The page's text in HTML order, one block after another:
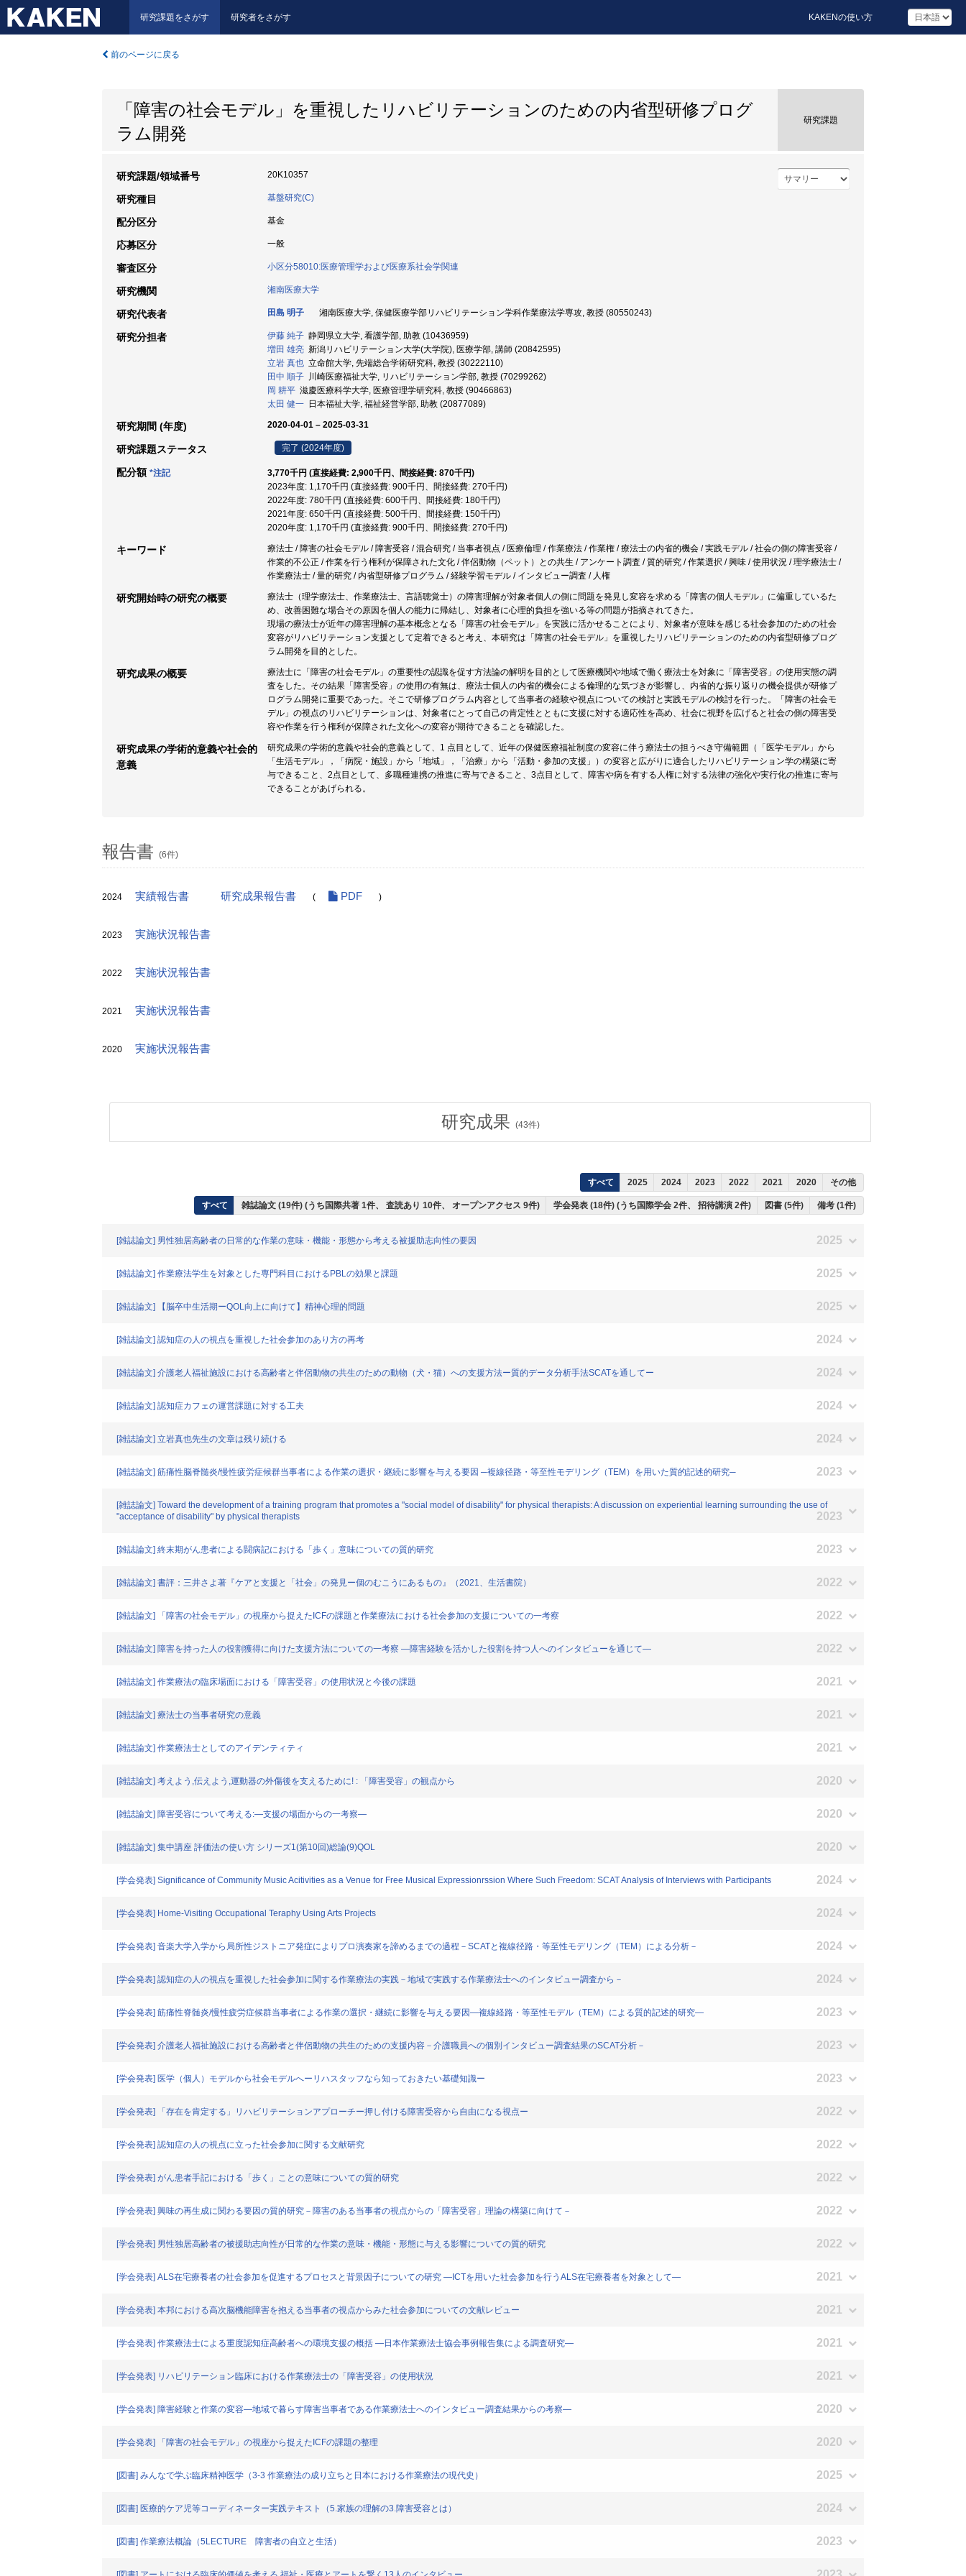
研究課題をさがす 研究者をさがす KAKENの使い方
前のページに戻る
「障害の社会モデル」を重視したリハビリテーションのための内省型研修プログ
ラム開発
研究課題
研究課題/領域番号 20K10357
研究種目 基盤研究(C)
配分区分 基金
応募区分 一般
審査区分 小区分58010:医療管理学および医療系社会学関連
研究機関 湘南医療大学
研究代表者 田島 明子 湘南医療大学, 保健医療学部リハビリテーション学科作業療法学専攻, 教授 (80550243)
研究分担者 伊藤 純子 静岡県立大学, 看護学部, 助教 (10436959)
増田 雄亮 新潟リハビリテーション大学(大学院), 医療学部, 講師 (20842595)
立岩 真也 立命館大学, 先端総合学術研究科, 教授 (30222110)
田中 順子 川崎医療福祉大学, リハビリテーション学部, 教授 (70299262)
岡 耕平 滋慶医療科学大学, 医療管理学研究科, 教授 (90466863)
太田 健一 日本福祉大学, 福祉経営学部, 助教 (20877089)
研究期間 (年度) 2020-04-01 – 2025-03-31
研究課題ステータス 完了 (2024年度)
配分額 *注記
3,770千円 (直接経費: 2,900千円、間接経費: 870千円)
2023年度: 1,170千円 (直接経費: 900千円、間接経費: 270千円)
2022年度: 780千円 (直接経費: 600千円、間接経費: 180千円)
2021年度: 650千円 (直接経費: 500千円、間接経費: 150千円)
2020年度: 1,170千円 (直接経費: 900千円、間接経費: 270千円)
キーワード
療法士 / 障害の社会モデル / 障害受容 / 混合研究 / 当事者視点 / 医療倫理 / 作業療法 / 作業権 / 療法士の内省的機会 / 実践モデル / 社会の側の障害受容 /
作業的不公正 / 作業を行う権利が保障された文化 / 伴侶動物（ペット）との共生 / アンケート調査 / 質的研究 / 作業選択 / 興味 / 使用状況 / 理学療法士 /
作業療法士 / 量的研究 / 内省型研修プログラム / 経験学習モデル / インタビュー調査 / 人権
研究開始時の研究の概要
療法士（理学療法士、作業療法士、言語聴覚士）の障害理解が対象者個人の側に問題を発見し変容を求める「障害の個人モデル」に偏重しているた
め、改善困難な場合その原因を個人の能力に帰結し、対象者に心理的負担を強いる等の問題が指摘されてきた。
現場の療法士が近年の障害理解の基本概念となる「障害の社会モデル」を実践に活かせることにより、対象者が意味を感じる社会参加のための社会
変容がリハビリテーション支援として定着できると考え、本研究は「障害の社会モデル」を重視したリハビリテーションのための内省型研修プログ
ラム開発を目的とした。
研究成果の概要
療法士に「障害の社会モデル」の重要性の認識を促す方法論の解明を目的として医療機関や地域で働く療法士を対象に「障害受容」の使用実態の調
査をした。その結果「障害受容」の使用の有無は、療法士個人の内省的機会による倫理的な気づきが影響し、内省的な振り返りの機会提供が研修プ
ログラム開発に重要であった。そこで研修プログラム内容として当事者の経験や視点についての検討と実践モデルの検討を行った。「障害の社会モ
デル」の視点のリハビリテーションは、対象者にとって自己の肯定性とともに支援に対する適応性を高め、社会に視野を広げると社会の側の障害受
容や作業を行う権利が保障された文化への変容が期待できることを確認した。
研究成果の学術的意義や社会的
意義
研究成果の学術的意義や社会的意義として、1 点目として、近年の保健医療福祉制度の変容に伴う療法士の担うべき守備範囲（「医学モデル」から
「生活モデル」，「病院・施設」から「地域」，「治療」から「活動・参加の支援」）の変容と広がりに適合したリハビリテーション学の構築に寄
与できること、2点目として、多職種連携の推進に寄与できること、3点目として、障害や病を有する人権に対する法律の強化や実行化の推進に寄与
できることがあげられる。
報告書 (6件)
2024 実績報告書 研究成果報告書 ( PDF )
2023 実施状況報告書
2022 実施状況報告書
2021 実施状況報告書
2020 実施状況報告書
研究成果 (43件)
すべて 2025 2024 2023 2022 2021 2020 その他
すべて 雑誌論文 (19件) (うち国際共著 1件、 査読あり 10件、 オープンアクセス 9件) 学会発表 (18件) (うち国際学会 2件、 招待講演 2件) 図書 (5件) 備考 (1件)
[雑誌論文] 男性独居高齢者の日常的な作業の意味・機能・形態から考える被援助志向性の要因 2025
[雑誌論文] 作業療法学生を対象とした専門科目におけるPBLの効果と課題 2025
[雑誌論文] 【脳卒中生活期ーQOL向上に向けて】精神心理的問題 2025
[雑誌論文] 認知症の人の視点を重視した社会参加のあり方の再考 2024
[雑誌論文] 介護老人福祉施設における高齢者と伴侶動物の共生のための動物（犬・猫）への支援方法ー質的データ分析手法SCATを通してー 2024
[雑誌論文] 認知症カフェの運営課題に対する工夫 2024
[雑誌論文] 立岩真也先生の文章は残り続ける 2024
[雑誌論文] 筋痛性脳脊髄炎/慢性疲労症候群当事者による作業の選択・継続に影響を与える要因 ─複線径路・等至性モデリング（TEM）を用いた質的記述的研究─ 2023
[雑誌論文] Toward the development of a training program that promotes a "social model of disability" for physical therapists: A discussion on experiential learning surrounding the use of
"acceptance of disability" by physical therapists
2023
[雑誌論文] 終末期がん患者による闘病記における「歩く」意味についての質的研究 2023
[雑誌論文] 書評：三井さよ著『ケアと支援と「社会」の発見ー個のむこうにあるもの』（2021、生活書院） 2022
[雑誌論文] 「障害の社会モデル」の視座から捉えたICFの課題と作業療法における社会参加の支援についての一考察 2022
[雑誌論文] 障害を持った人の役割獲得に向けた支援方法についての一考察 ―障害経験を活かした役割を持つ人へのインタビューを通じて― 2022
[雑誌論文] 作業療法の臨床場面における「障害受容」の使用状況と今後の課題 2021
[雑誌論文] 療法士の当事者研究の意義 2021
[雑誌論文] 作業療法士としてのアイデンティティ 2021
[雑誌論文] 考えよう,伝えよう,運動器の外傷後を支えるために! : 「障害受容」の観点から 2020
[雑誌論文] 障害受容について考える:―支援の場面からの一考察― 2020
[雑誌論文] 集中講座 評価法の使い方 シリーズ1(第10回)総論(9)QOL 2020
[学会発表] Significance of Community Music Acitivities as a Venue for Free Musical Expressionrssion Where Such Freedom: SCAT Analysis of Interviews with Participants 2024
[学会発表] Home-Visiting Occupational Teraphy Using Arts Projects 2024
[学会発表] 音楽大学入学から局所性ジストニア発症によりプロ演奏家を諦めるまでの過程－SCATと複線径路・等至性モデリング（TEM）による分析－ 2024
[学会発表] 認知症の人の視点を重視した社会参加に関する作業療法の実践－地域で実践する作業療法士へのインタビュー調査から－ 2024
[学会発表] 筋痛性脊髄炎/慢性疲労症候群当事者による作業の選択・継続に影響を与える要因―複線経路・等至性モデル（TEM）による質的記述的研究― 2023
[学会発表] 介護老人福祉施設における高齢者と伴侶動物の共生のための支援内容－介護職員への個別インタビュー調査結果のSCAT分析－ 2023
[学会発表] 医学（個人）モデルから社会モデルへーリハスタッフなら知っておきたい基礎知識ー 2023
[学会発表] 「存在を肯定する」リハビリテーションアプローチー押し付ける障害受容から自由になる視点ー 2022
[学会発表] 認知症の人の視点に立った社会参加に関する文献研究 2022
[学会発表] がん患者手記における「歩く」ことの意味についての質的研究 2022
[学会発表] 興味の再生成に関わる要因の質的研究－障害のある当事者の視点からの「障害受容」理論の構築に向けて－ 2022
[学会発表] 男性独居高齢者の被援助志向性が日常的な作業の意味・機能・形態に与える影響についての質的研究 2022
[学会発表] ALS在宅療養者の社会参加を促進するプロセスと背景因子についての研究 ―ICTを用いた社会参加を行うALS在宅療養者を対象として― 2021
[学会発表] 本邦における高次脳機能障害を抱える当事者の視点からみた社会参加についての文献レビュー 2021
[学会発表] 作業療法士による重度認知症高齢者への環境支援の概括 ―日本作業療法士協会事例報告集による調査研究― 2021
[学会発表] リハビリテーション臨床における作業療法士の「障害受容」の使用状況 2021
[学会発表] 障害経験と作業の変容―地域で暮らす障害当事者である作業療法士へのインタビュー調査結果からの考察― 2020
[学会発表] 「障害の社会モデル」の視座から捉えたICFの課題の整理 2020
[図書] みんなで学ぶ臨床精神医学（3-3 作業療法の成り立ちと日本における作業療法の現代史） 2025
[図書] 医療的ケア児等コーディネーター実践テキスト（5.家族の理解の3.障害受容とは） 2024
[図書] 作業療法概論（5LECTURE 障害者の自立と生活） 2023